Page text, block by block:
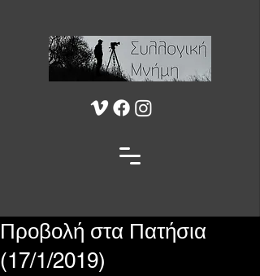
Προβολή στα Πατήσια
(17/1/2019)